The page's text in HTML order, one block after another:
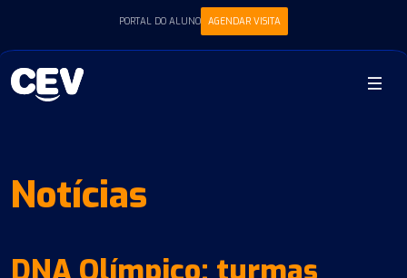
PORTAL DO ALUNO AGENDAR VISITA
Notícias